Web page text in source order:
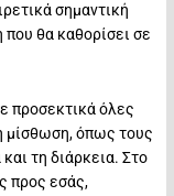
σημαντική
θα καθορίσει σε
προσεκτικά όλες
μίσθωση, όπως τους
τη διάρκεια. Στο
προς εσάς,